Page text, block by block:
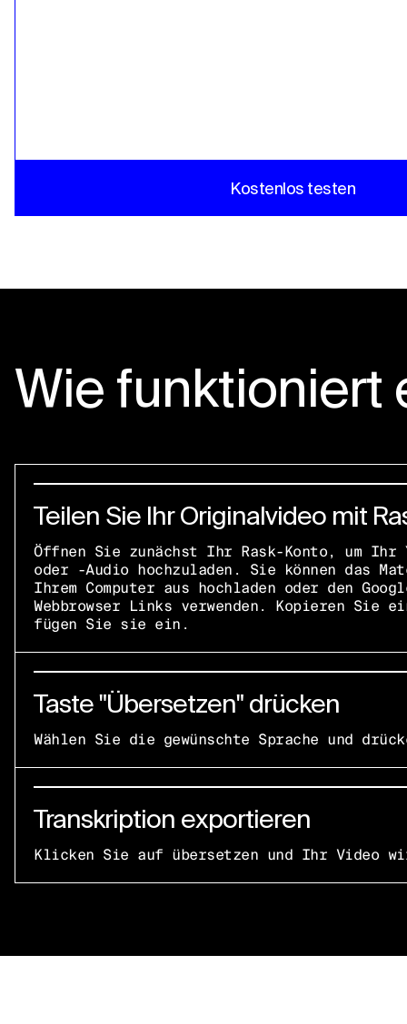
Kostenlos testen
Wie funktioniert
Teilen Sie Ihr Originalvideo mit
Öffnen Sie zunächst Ihr Rask-Konto, um Ihr
oder -Audio hochzuladen. Sie können das
Ihrem Computer aus hochladen oder den
Webbrowser Links verwenden. Kopieren Sie
fügen Sie sie ein.
Taste "Übersetzen" drücken
Wählen Sie die gewünschte Sprache und
Transkription exportieren
Klicken Sie auf übersetzen und Ihr Video